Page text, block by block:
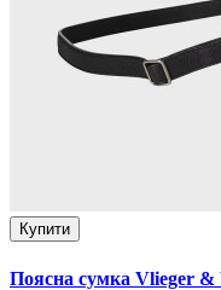
Купити
Поясна сумка Vlieger &